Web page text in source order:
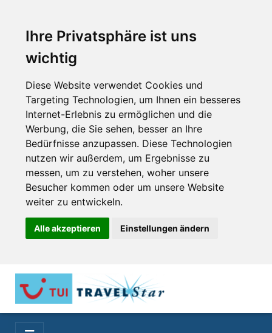
Ihre Privatsphäre ist uns
wichtig
Diese Website verwendet Cookies und
Targeting Technologien, um Ihnen ein besseres
Internet-Erlebnis zu ermöglichen und die
Werbung, die Sie sehen, besser an Ihre
Bedürfnisse anzupassen. Diese Technologien
nutzen wir außerdem, um Ergebnisse zu
messen, um zu verstehen, woher unsere
Besucher kommen oder um unsere Website
weiter zu entwickeln.
Alle akzeptieren Einstellungen ändern